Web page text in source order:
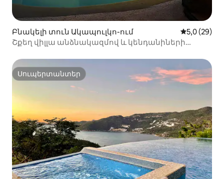
Բնակելի տուն Ակապուլկո-ում Միջին
5,0 (29)
Շքեղ վիլլա անձնակազմով և կենդանիների
Սուպերտանտեր
Սուպերտանտեր